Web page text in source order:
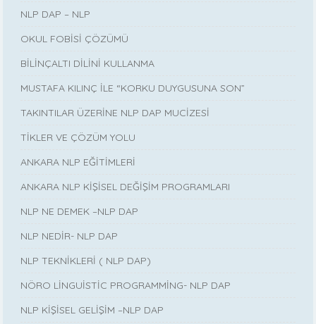
NLP DAP – NLP
OKUL FOBİSİ ÇÖZÜMÜ
BİLİNÇALTI DİLİNİ KULLANMA
MUSTAFA KILINÇ İLE “KORKU DUYGUSUNA SON”
TAKINTILAR ÜZERİNE NLP DAP MUCİZESİ
TİKLER VE ÇÖZÜM YOLU
ANKARA NLP EĞİTİMLERİ
ANKARA NLP KİŞİSEL DEĞİŞİM PROGRAMLARI
NLP NE DEMEK –NLP DAP
NLP NEDİR- NLP DAP
NLP TEKNİKLERİ ( NLP DAP)
NÖRO LİNGUİSTİC PROGRAMMİNG- NLP DAP
NLP KİŞİSEL GELİŞİM –NLP DAP